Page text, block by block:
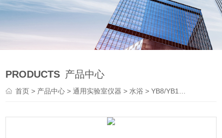
PRODUCTS 产品中心
首页> 产品中心 >通用实验室仪器 >水浴 > YB8/YB12/YB26医疗卫生应用恒温水浴槽——英国PRIMASCI